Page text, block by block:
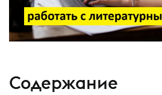
Содержание